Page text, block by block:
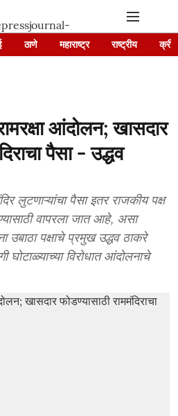
ठाणे महाराष्ट्र राष्ट्रीय
आंदोलन; खासदार
पैसा - उद्धव
लुटणाऱ्यांचा पैसा इतर राजकीय पक्ष
वापरला जात आहे, असा
पक्षाचे प्रमुख उद्धव ठाकरे
घोटाळ्याच्या विरोधात आंदोलनाचे